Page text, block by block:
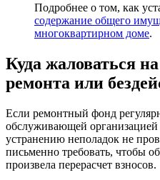
Подробнее о том, как
содержание общего
многоквартирном доме.
Куда жаловаться
ремонта или
Если ремонтный фонд
обслуживающей
устранению неполадок не
письменно требовать, чтобы
произвела перерасчет взносов.